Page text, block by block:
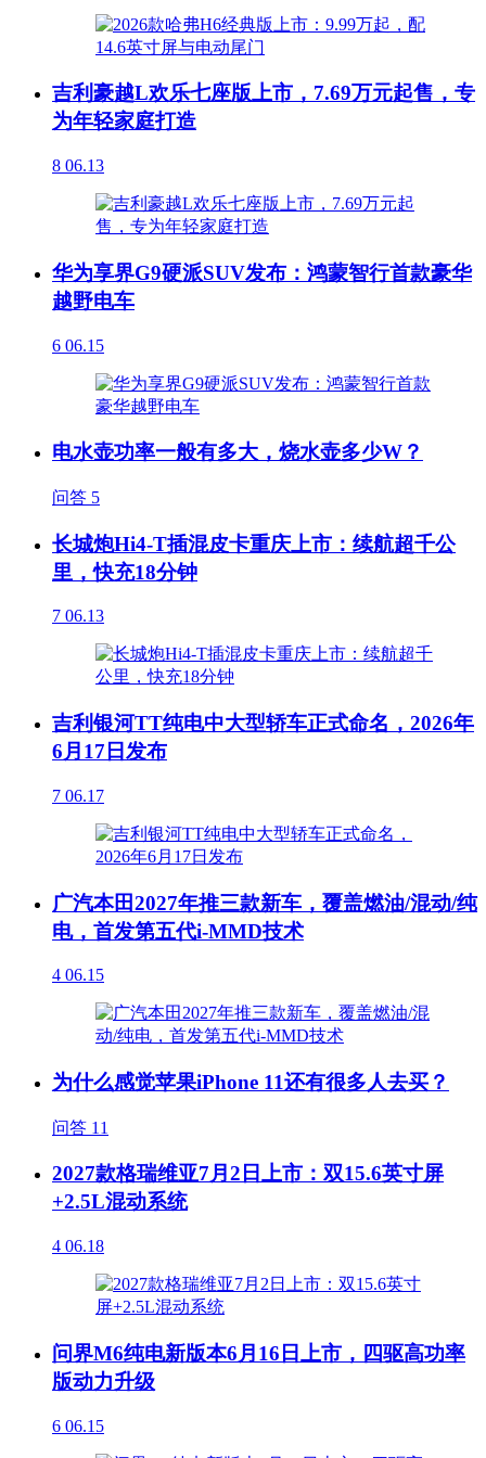
吉利豪越L欢乐七座版上市，7.69万元起售，专
为年轻家庭打造
8 06.13
华为享界G9硬派SUV发布：鸿蒙智行首款豪华
越野电车
6 06.15
电水壶功率一般有多大，烧水壶多少W？
问答 5
长城炮Hi4-T插混皮卡重庆上市：续航超千公
里，快充18分钟
7 06.13
吉利银河TT纯电中大型轿车正式命名，2026年
6月17日发布
7 06.17
广汽本田2027年推三款新车，覆盖燃油/混动/纯
电，首发第五代i-MMD技术
4 06.15
为什么感觉苹果iPhone 11还有很多人去买？
问答 11
2027款格瑞维亚7月2日上市：双15.6英寸屏
+2.5L混动系统
4 06.18
问界M6纯电新版本6月16日上市，四驱高功率
版动力升级
6 06.15